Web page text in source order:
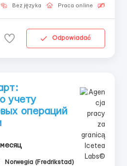
из любой точки мира,
Bez języka Praca online
Odpowiadać
учету
операций
Norwegia (Fredrikstad)